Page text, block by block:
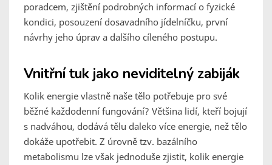
poradcem, zjištění podrobných informací o fyzické
kondici, posouzení dosavadního jídelníčku, první
návrhy jeho úprav a dalšího cíleného postupu.
Vnitřní tuk jako neviditelný zabiják
Kolik energie vlastně naše tělo potřebuje pro své
běžné každodenní fungování? Většina lidí, kteří bojují
s nadváhou, dodává tělu daleko více energie, než tělo
dokáže upotřebit. Z úrovně tzv. bazálního
metabolismu lze však jednoduše zjistit, kolik energie